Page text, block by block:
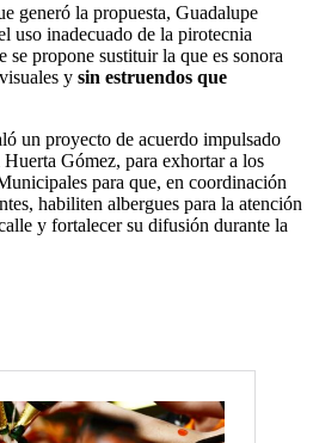
generó la propuesta, Guadalupe
uso inadecuado de la pirotecnia
se propone sustituir la que es sonora
y sin estruendos que
un proyecto de acuerdo impulsado
Gómez, para exhortar a los
para que, en coordinación
habiliten albergues para la atención
y fortalecer su difusión durante la